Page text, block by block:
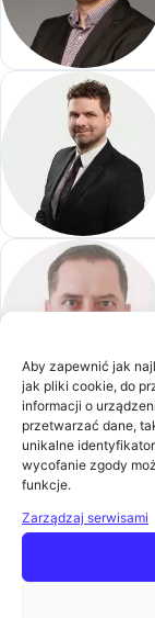
Aby zapewnić jak
jak pliki cookie, do
informacji o
przetwarzać dane,
unikalne
wycofanie zgody
funkcje.
Zarządzaj serwisami